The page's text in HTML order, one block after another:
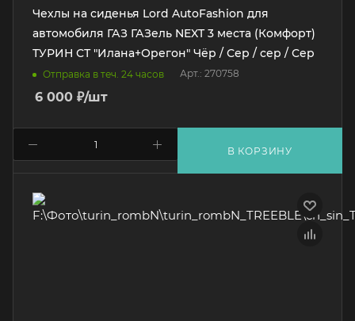
Чехлы на сиденья Lord AutoFashion для
автомобиля ГАЗ ГАЗель NEXT 3 места (Комфорт)
ТУРИН СТ "Илана+Орегон" Чёр / Сер / сер / Сер
Отправка в теч. 24 часов Арт.: 270758
6 000 ₽/шт
В КОРЗИНУ